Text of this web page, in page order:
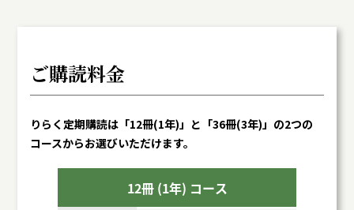
ご購読料金
りらく定期購読は「12冊(1年)」と「36冊(3年)」の2つの
コースからお選びいただけます。